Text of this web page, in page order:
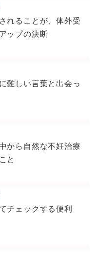
れることが、体外受
ップの決断
難しい言葉と出会っ
から自然な不妊治療
と
チェックする便利